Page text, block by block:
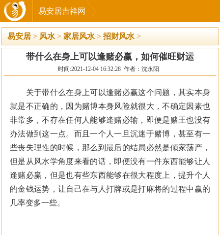
易安居吉祥网
易安居 > 风水 > 家居风水 >招财风水 >
带什么在身上可以逢赌必赢，如何催旺财运
时间:2021-12-04 16:32:28 作者：沈永阳
关于带什么在身上可以逢赌必赢这个问题，其实本身
就是不正确的，因为赌博本身风险就很大，不确定因素也
非常多，不存在任何人能够逢赌必输，即便是赌王也没有
办法做到这一点。而且一个人一旦沉迷于赌博，甚至有一
些丧失理性的时候，那么到最后的结局必然是倾家荡产，
但是从风水学角度来看的话，即便没有一件东西能够让人
逢赌必赢，但是也有些东西能够在很大程度上，提升个人
的金钱运势，让自己在与人打牌或是打麻将的过程中赢的
几率变多一些。